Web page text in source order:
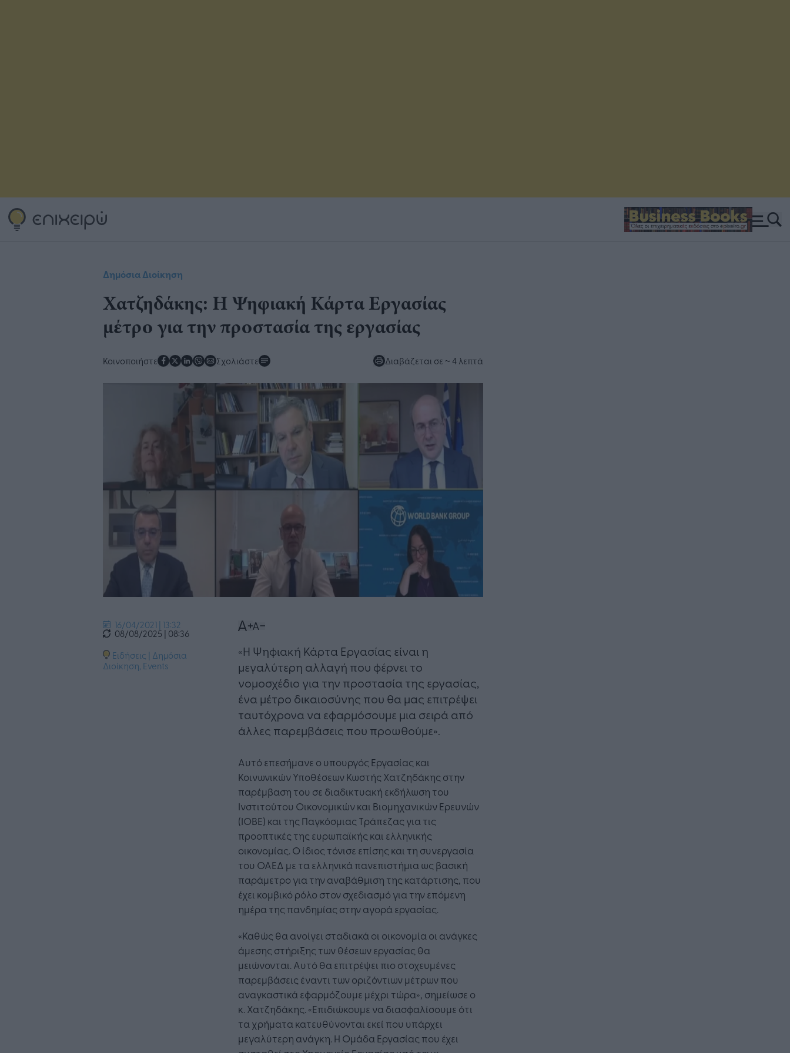
Δημόσια Διοίκηση
Χατζηδάκης: Η Ψηφιακή Κάρτα Εργασίας
μέτρο για την προστασία της εργασίας
Κοινοποιήστε Σχολιάστε Διαβάζεται σε ~ 4 λεπτά
16/04/2021 | 13:32
08/08/2025 | 08:36
Ειδήσεις | Δημόσια
Διοίκηση, Events
«Η Ψηφιακή Κάρτα Εργασίας είναι η
μεγαλύτερη αλλαγή που φέρνει το
νομοσχέδιο για την προστασία της εργασίας,
ένα μέτρο δικαιοσύνης που θα μας επιτρέψει
ταυτόχρονα να εφαρμόσουμε μια σειρά από
άλλες παρεμβάσεις που προωθούμε».
Αυτό επεσήμανε ο υπουργός Εργασίας και
Κοινωνικών Υποθέσεων Κωστής Χατζηδάκης στην
παρέμβαση του σε διαδικτυακή εκδήλωση του
Ινστιτούτου Οικονομικών και Βιομηχανικών Ερευνών
(ΙΟΒΕ) και της Παγκόσμιας Τράπεζας για τις
προοπτικές της ευρωπαϊκής και ελληνικής
οικονομίας. Ο ίδιος τόνισε επίσης και τη συνεργασία
του ΟΑΕΔ με τα ελληνικά πανεπιστήμια ως βασική
παράμετρο για την αναβάθμιση της κατάρτισης, που
έχει κομβικό ρόλο στον σχεδιασμό για την επόμενη
ημέρα της πανδημίας στην αγορά εργασίας.
«Καθώς θα ανοίγει σταδιακά οι οικονομία οι ανάγκες
άμεσης στήριξης των θέσεων εργασίας θα
μειώνονται. Αυτό θα επιτρέψει πιο στοχευμένες
παρεμβάσεις έναντι των οριζόντιων μέτρων που
αναγκαστικά εφαρμόζουμε μέχρι τώρα», σημείωσε ο
κ. Χατζηδάκης. «Επιδιώκουμε να διασφαλίσουμε ότι
τα χρήματα κατευθύνονται εκεί που υπάρχει
μεγαλύτερη ανάγκη. Η Ομάδα Εργασίας που έχει